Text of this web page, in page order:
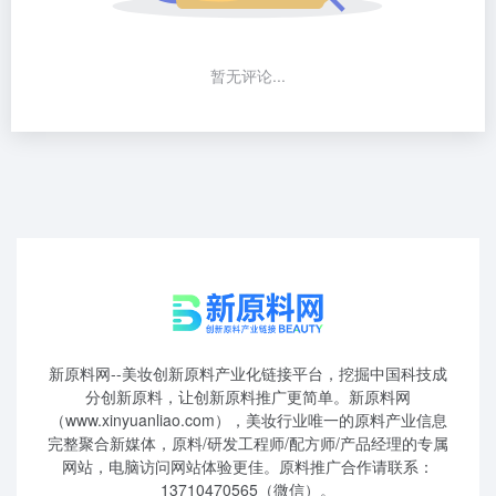
暂无评论...
新原料网--美妆创新原料产业化链接平台，挖掘中国科技成
分创新原料，让创新原料推广更简单。新原料网
（www.xinyuanliao.com），美妆行业唯一的原料产业信息
完整聚合新媒体，原料/研发工程师/配方师/产品经理的专属
网站，电脑访问网站体验更佳。原料推广合作请联系：
13710470565（微信）。